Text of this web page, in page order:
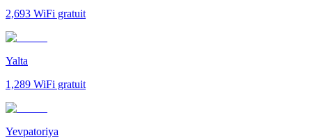
2,693 WiFi gratuit
Yalta
1,289 WiFi gratuit
Yevpatoriya